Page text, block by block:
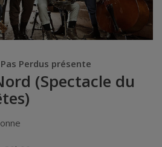
Perdus présente
(Spectacle du